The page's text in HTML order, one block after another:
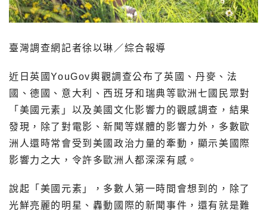
臺灣調查網記者徐以琳／綜合報導
近日英國YouGov輿觀調查公布了英國、丹麥、法
國、德國、意大利、西班牙和瑞典等歐洲七國民眾對
「美國元素」以及美國文化影響力的觀感調查，結果
發現，除了對電影、新聞等媒體的影響力外，多數歐
洲人還時常會受到美國政治力量的牽動，顯示美國際
影響力之大，令許多歐洲人都深深有感。
說起「美國元素」，多數人第一時間會想到的，除了
光鮮亮麗的明星、轟動國際的新聞事件，還有就是難